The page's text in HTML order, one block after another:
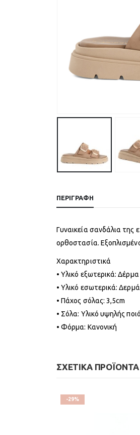
ΠΕΡΙΓΡΑΦΉ
Γυναικεία σανδάλια της
ορθοστασία.
Χαρακτηριστικά
• Υλικό εξωτερικά: Δέρμα
• Υλικό εσωτερικά:
• Πάχος σόλας: 3,5cm
• Σόλα: Υλικό υψηλής
• Φόρμα: Κανονική
ΣΧΕΤΙΚΆ ΠΡΟΪΌΝΤΑ
-29%